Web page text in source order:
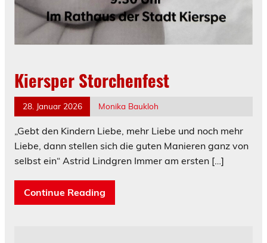
Kiersper Storchenfest
28. Januar 2026 Monika Baukloh
„Gebt den Kindern Liebe, mehr Liebe und noch mehr
Liebe, dann stellen sich die guten Manieren ganz von
selbst ein“ Astrid Lindgren Immer am ersten […]
Continue Reading